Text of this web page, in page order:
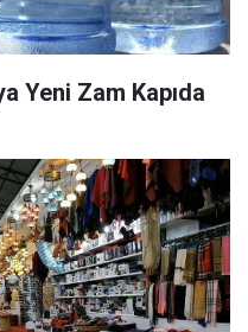
Yeni Zam Kapıda